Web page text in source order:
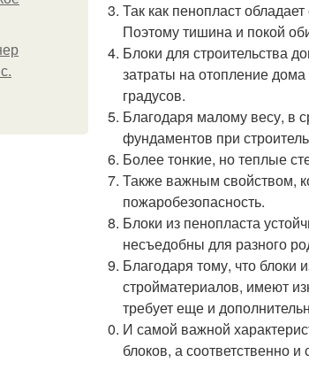
Так как пенопласт
Поэтому тишина и покой
Блоки для строительства
затраты на отопление
градусов.
Благодаря малому весу, в
фундаментов при
Более тонкие, но теплые
Также важным свойством,
пожаробезопасность.
Блоки из пенопласта
несъедобны для разного
Благодаря тому, что блоки
стройматериалов, имеют
требует еще и
И самой важной
блоков, а соответственно и